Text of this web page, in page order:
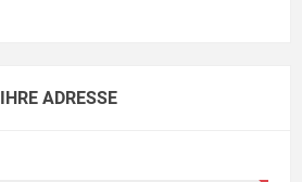
IHRE ADRESSE